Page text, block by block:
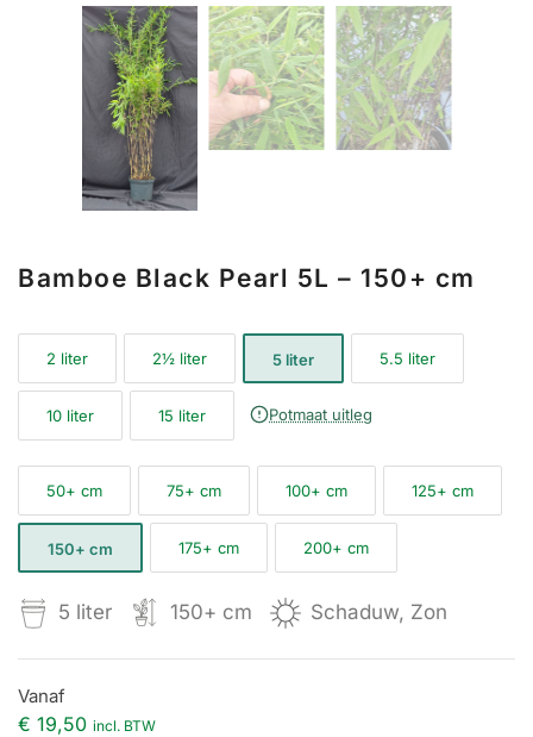
Bamboe Black Pearl 5L – 150+ cm
2 liter 2½ liter 5 liter 5.5 liter
10 liter 15 liter Potmaat uitleg
50+ cm 75+ cm 100+ cm 125+ cm
150+ cm 175+ cm 200+ cm
5 liter 150+ cm Schaduw, Zon
Vanaf
€ 19,50 incl. BTW